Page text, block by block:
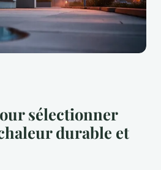
sélectionner
durable et